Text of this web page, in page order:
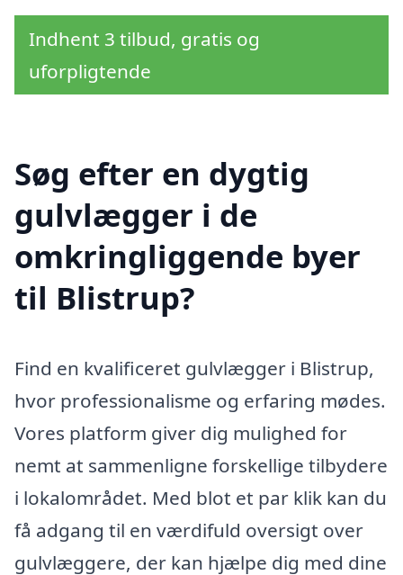
Indhent 3 tilbud, gratis og
uforpligtende
Søg efter en dygtig
gulvlægger i de
omkringliggende byer
til Blistrup?
Find en kvalificeret gulvlægger i Blistrup,
hvor professionalisme og erfaring mødes.
Vores platform giver dig mulighed for
nemt at sammenligne forskellige tilbydere
i lokalområdet. Med blot et par klik kan du
få adgang til en værdifuld oversigt over
gulvlæggere, der kan hjælpe dig med dine